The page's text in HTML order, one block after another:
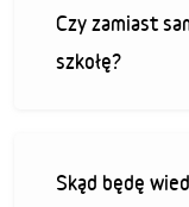
Czy zamiast
szkołę?
Skąd będę